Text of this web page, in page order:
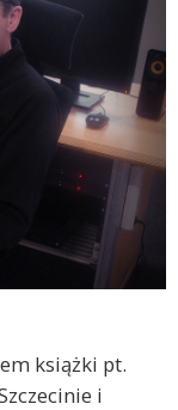
książki pt.
i